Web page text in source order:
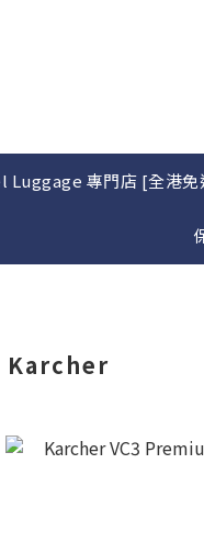
專門店 [全港免
Karcher